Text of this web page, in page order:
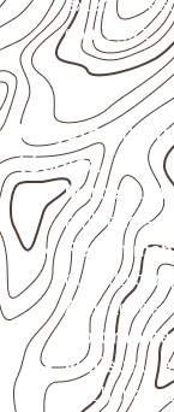
externas,
com água.
Projetos
técnica
Marcenaria
ambientes
quando
Aplicações
Indústrias
de chapas